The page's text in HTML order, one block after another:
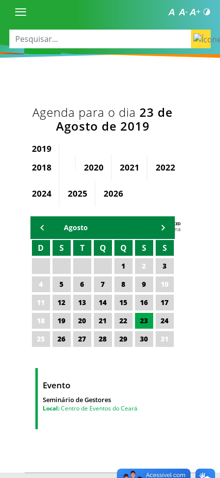
Agenda para o dia 23 de
Agosto de 2019
2019
2018
2020 2021 2022
2024 2025 2026
AGENDA DA CODED/CED
Vagna Lima
Agosto
D S T Q Q S S
1 2
3
4
5 6 7 8 9
10
11
12 13 14 15 16
17
18
19 20 21 22 23
24
25
26 27 28 29 30 31
Evento
Seminário de Gestores
Local:Centro de Eventos do Ceará